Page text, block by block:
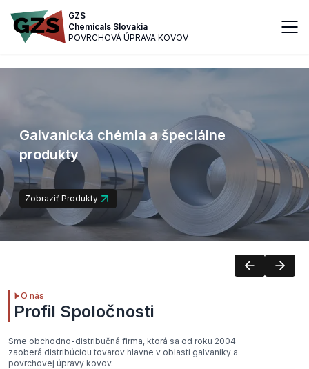
GZS
Chemicals Slovakia
POVRCHOVÁ ÚPRAVA KOVOV
Galvanická chémia a špeciálne
produkty
Zobraziť Produkty
O nás
Profil Spoločnosti
Sme obchodno-distribučná firma, ktorá sa od roku 2004
zaoberá distribúciou tovarov hlavne v oblasti galvaniky a
povrchovej úpravy kovov.